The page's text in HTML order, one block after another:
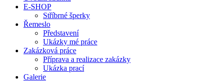
E-SHOP
Stříbrné šperky
Řemeslo
Představení
Ukázky mé práce
Zakázková práce
Příprava a realizace zakázky
Ukázka prací
Galerie